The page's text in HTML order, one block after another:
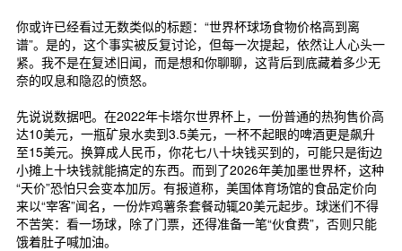
你或许已经看过无数类似的标题：“世界杯球场食物价格高到离
谱”。是的，这个事实被反复讨论，但每一次提起，依然让人心头一
紧。我不是在复述旧闻，而是想和你聊聊，这背后到底藏着多少无
奈的叹息和隐忍的愤怒。
先说说数据吧。在2022年卡塔尔世界杯上，一份普通的热狗售价高
达10美元，一瓶矿泉水卖到3.5美元，一杯不起眼的啤酒更是飙升
至15美元。换算成人民币，你花七八十块钱买到的，可能只是街边
小摊上十块钱就能搞定的东西。而到了2026年美加墨世界杯，这种
“天价”恐怕只会变本加厉。有报道称，美国体育场馆的食品定价向
来以“宰客”闻名，一份炸鸡薯条套餐动辄20美元起步。球迷们不得
不苦笑：看一场球，除了门票，还得准备一笔“伙食费”，否则只能
饿着肚子喊加油。